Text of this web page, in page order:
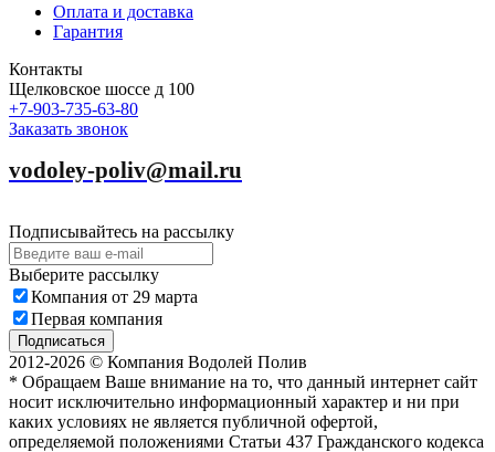
Оплата и доставка
Гарантия
Контакты
Щелковское шоссе д 100
+7-903-735-63-80
Заказать звонок
vodoley-poliv@mail.ru
Подписывайтесь на рассылку
Выберите рассылку
Компания от 29 марта
Первая компания
Подписаться
2012-2026 © Компания Водолей Полив
* Обращаем Ваше внимание на то, что данный интернет сайт
носит исключительно информационный характер и ни при
каких условиях не является публичной офертой,
определяемой положениями Статьи 437 Гражданского кодекса